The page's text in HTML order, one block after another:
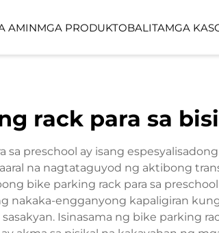
AMINMGA PRODUKTOBALITAMGA
rack para sa
sa preschool ay isang
na nagtataguyod ng aktibong
bike parking rack para sa
nakaka-engganyong kapaligiran
Isinasama ng bike parking